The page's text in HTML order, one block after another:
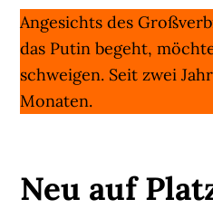
Angesichts des
das Putin begeht,
schweigen. Seit zwei
Monaten.
Neu auf